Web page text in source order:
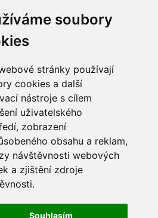
soubory
stránky používají
cookies a další
nástroje s cílem
uživatelského
zobrazení
obsahu a reklam,
návštěvnosti webových
a zjištění zdroje
Souhlasím
Grilování a opékání
a parky Karlovy Vary, příspěvková
je statutární město Karlovy Vary.
soubory cookie. Používáním
souhlas.
osobních údajů